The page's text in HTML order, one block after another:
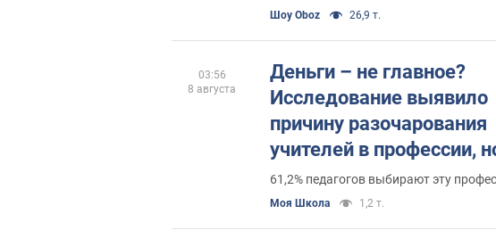
Шоу Oboz 26,9 т.
Деньги – не главное?
Исследование выявило
причину разочарования
учителей в профессии,
сети с этим не согласны
61,2% педагогов выбирают эту
Моя Школа 1,2 т.
03:56
8 августа